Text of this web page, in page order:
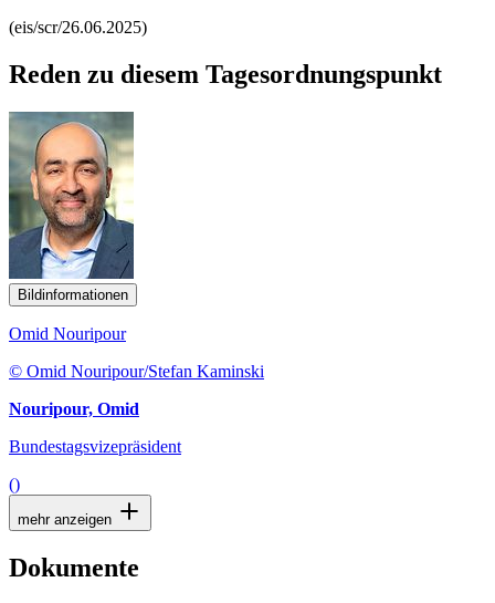
(eis/scr/26.06.2025)
Reden zu diesem Tagesordnungspunkt
Bildinformationen
Omid Nouripour
© Omid Nouripour/Stefan Kaminski
Nouripour, Omid
Bundestagsvizepräsident
()
mehr anzeigen
Dokumente